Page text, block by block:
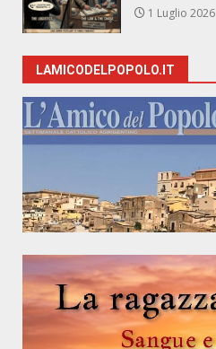
1 Luglio 2026
LAMICODELPOPOLO.IT